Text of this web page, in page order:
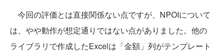
今回の評価とは直接関係ない点ですが、NPOIについて
は、やや動作が想定通りではない点がありました。他の
ライブラリで作成したExcelは「金額」列がテンプレート